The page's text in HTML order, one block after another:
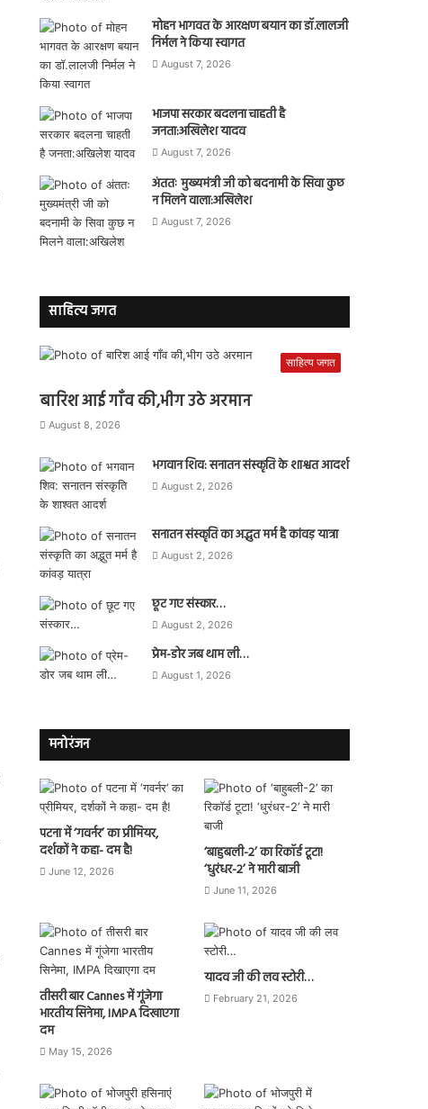
मोहन भागवत के आरक्षण बयान का डॉ.लालजी
निर्मल ने किया स्वागत
August 7, 2026
भाजपा सरकार बदलना चाहती है
जनता:अखिलेश यादव
August 7, 2026
अंततः मुख्यमंत्री जी को बदनामी के सिवा कुछ
न मिलने वाला:अखिलेश
August 7, 2026
साहित्य जगत
साहित्य जगत
बारिश आई गाँव की,भीग उठे अरमान
August 8, 2026
भगवान शिव: सनातन संस्कृति के शाश्वत आदर्श
August 2, 2026
सनातन संस्कृति का अद्भुत मर्म है कांवड़ यात्रा
August 2, 2026
छूट गए संस्कार…
August 2, 2026
प्रेम-डोर जब थाम ली…
August 1, 2026
मनोरंजन
पटना में ‘गवर्नर’ का प्रीमियर,
दर्शकों ने कहा- दम है!
June 12, 2026
‘बाहुबली-2’ का रिकॉर्ड टूटा!
‘धुरंधर-2’ ने मारी बाजी
June 11, 2026
तीसरी बार Cannes में गूंजेगा
भारतीय सिनेमा, IMPA दिखाएगा
दम
May 15, 2026
यादव जी की लव स्टोरी…
February 21, 2026